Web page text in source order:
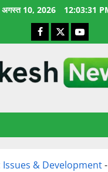
अगस्त 10, 2026 12:03:31
Facebook
X YouTube
Issues & Development